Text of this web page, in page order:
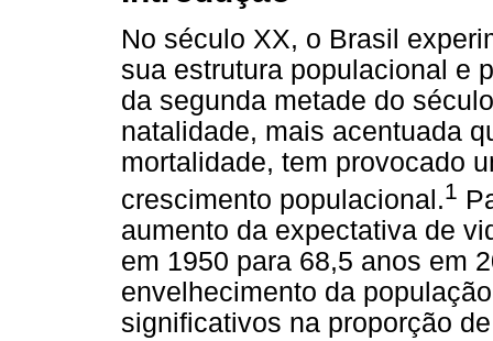
No século XX, o Brasil
sua estrutura populacional e
da segunda metade do
natalidade, mais acentuada
mortalidade, tem provocado
crescimento populacional.1
aumento da expectativa de
em 1950 para 68,5 anos em
envelhecimento da
significativos na proporção